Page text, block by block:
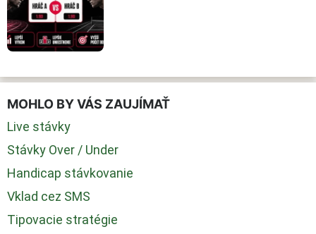
MOHLO BY VÁS ZAUJÍMAŤ
Live stávky
Stávky Over / Under
Handicap stávkovanie
Vklad cez SMS
Tipovacie stratégie